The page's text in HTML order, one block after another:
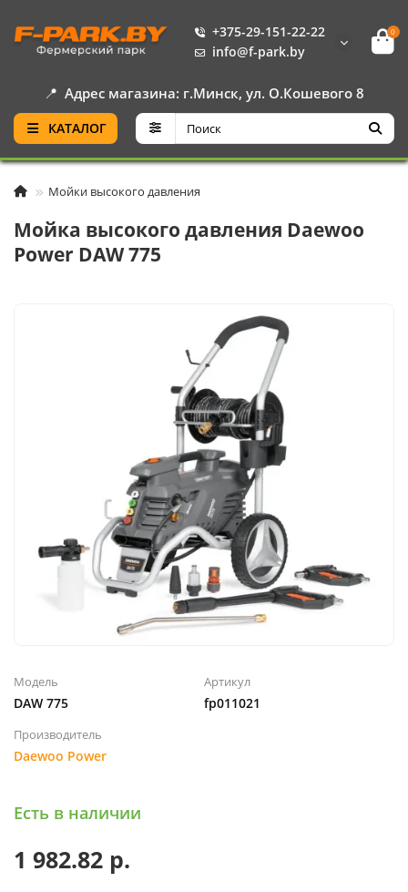
+375-29-151-22-22
info@f-park.by
0
📍 Адрес магазина: г.Минск, ул. О.Кошевого 8
КАТАЛОГ
Мойки высокого давления
Мойка высокого давления Daewoo
Power DAW 775
Модель
DAW 775
Артикул
fp011021
Производитель
Daewoo Power
Есть в наличии
1 982.82 р.